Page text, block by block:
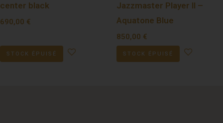
center black
690,00 €
STOCK ÉPUISÉ
Jazzmaster Player II –
Aquatone Blue
850,00 €
STOCK ÉPUISÉ